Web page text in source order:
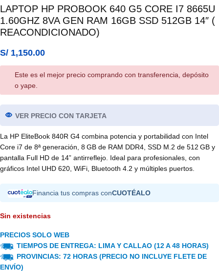
LAPTOP HP PROBOOK 640 G5 CORE I7 8665U
1.60GHZ 8VA GEN RAM 16GB SSD 512GB 14″ (
REACONDICIONADO)
S/ 1,150.00
Este es el mejor precio comprando con transferencia, depósito
o yape.
VER PRECIO CON TARJETA
La HP EliteBook 840R G4 combina potencia y portabilidad con Intel
Core i7 de 8ª generación, 8 GB de RAM DDR4, SSD M.2 de 512 GB y
pantalla Full HD de 14” antirreflejo. Ideal para profesionales, con
gráficos Intel UHD 620, WiFi, Bluetooth 4.2 y múltiples puertos.
Financia tus compras conCUOTÉALO
Sin existencias
PRECIOS SOLO WEB
TIEMPOS DE ENTREGA: LIMA Y CALLAO (12 A 48 HORAS)
PROVINCIAS: 72 HORAS (PRECIO NO INCLUYE FLETE DE
ENVÍO)